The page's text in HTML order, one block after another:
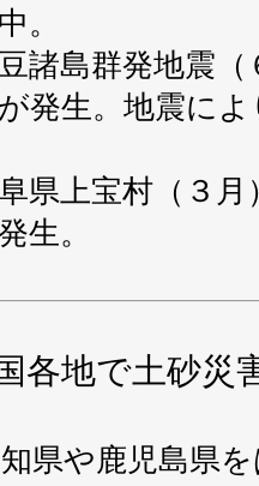
。
豆諸島群発地震
発生。地震に
阜県上宝村（３
生。
各地で土砂災
県や鹿児島県